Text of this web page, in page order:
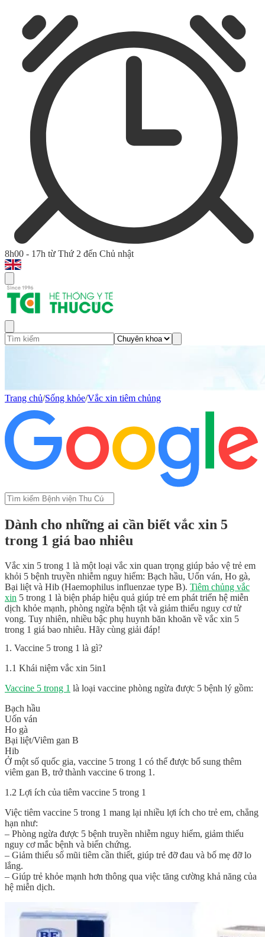
8h00 - 17h từ Thứ 2 đến Chủ nhật
Trang chủ/Sống khỏe/Vắc xin tiêm chủng
Dành cho những ai cần biết vắc xin 5
trong 1 giá bao nhiêu
Vắc xin 5 trong 1 là một loại vắc xin quan trọng giúp bảo vệ trẻ em
khỏi 5 bệnh truyền nhiễm nguy hiểm: Bạch hầu, Uốn ván, Ho gà,
Bại liệt và Hib (Haemophilus influenzae type B). Tiêm chủng vắc
xin 5 trong 1 là biện pháp hiệu quả giúp trẻ em phát triển hệ miễn
dịch khỏe mạnh, phòng ngừa bệnh tật và giảm thiểu nguy cơ tử
vong. Tuy nhiên, nhiều bậc phụ huynh băn khoăn về vắc xin 5
trong 1 giá bao nhiêu. Hãy cùng giải đáp!
1. Vaccine 5 trong 1 là gì?
1.1 Khái niệm vắc xin 5in1
Vaccine 5 trong 1 là loại vaccine phòng ngừa được 5 bệnh lý gồm:
Bạch hầu
Uốn ván
Ho gà
Bại liệt/Viêm gan B
Hib
Ở một số quốc gia, vaccine 5 trong 1 có thể được bổ sung thêm
viêm gan B, trở thành vaccine 6 trong 1.
1.2 Lợi ích của tiêm vaccine 5 trong 1
Việc tiêm vaccine 5 trong 1 mang lại nhiều lợi ích cho trẻ em, chẳng
hạn như:
– Phòng ngừa được 5 bệnh truyền nhiễm nguy hiểm, giảm thiểu
nguy cơ mắc bệnh và biến chứng.
– Giảm thiểu số mũi tiêm cần thiết, giúp trẻ đỡ đau và bố mẹ đỡ lo
lắng.
– Giúp trẻ khỏe mạnh hơn thông qua việc tăng cường khả năng của
hệ miễn dịch.